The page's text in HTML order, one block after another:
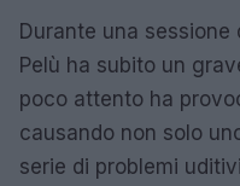
Durante una
Pelù ha subito un
poco attento ha
causando non solo
serie di problemi